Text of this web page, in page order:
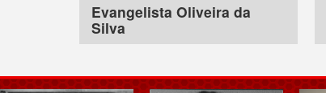
Evangelista Oliveira da
Silva